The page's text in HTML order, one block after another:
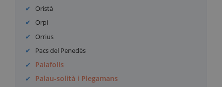
Oristà
Orpí
Orrius
Pacs del Penedès
Palafolls
Palau-solità i Plegamans